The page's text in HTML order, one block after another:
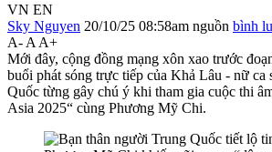
VN EN
Sky Nguyen 20/10/25 08:58am nguồn bình
A- A A+
Mới đây, cộng đồng mạng xôn xao trước
buổi phát sóng trực tiếp của Khả Lâu - nữ ca
Quốc từng gây chú ý khi tham gia cuộc thi
Asia 2025“ cùng Phương Mỹ Chi.